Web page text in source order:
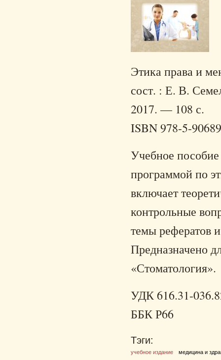
Этика права и
сост. : Е. В.
2017. — 108 с.
ISBN 978-5-
Учебное пособие
программой по
включает
контрольные
темы рефератов
Предназначено
«Стоматология».
УДК 616.31-
ББК Р66
Тэги:
учебное издание медицина и